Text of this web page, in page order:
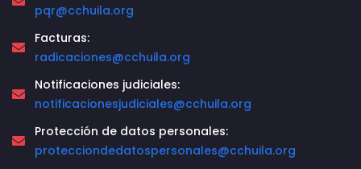
pqr@cchuila.org
Facturas:
radicaciones@cchuila.org
Notificaciones judiciales:
notificacionesjudiciales@cchuila.org
Protección de datos personales:
protecciondedatospersonales@cchuila.org